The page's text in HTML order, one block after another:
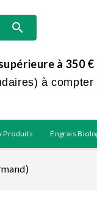
à 350
à

Produits Engrais